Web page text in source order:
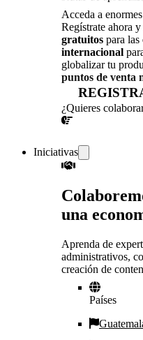
Acceda a
Regístrate ahora y
gratuitos para las
internacional
globalizar tu
puntos de venta
¿Quieres
Iniciativas
una
Aprenda de
administrativos,
creación de
Países